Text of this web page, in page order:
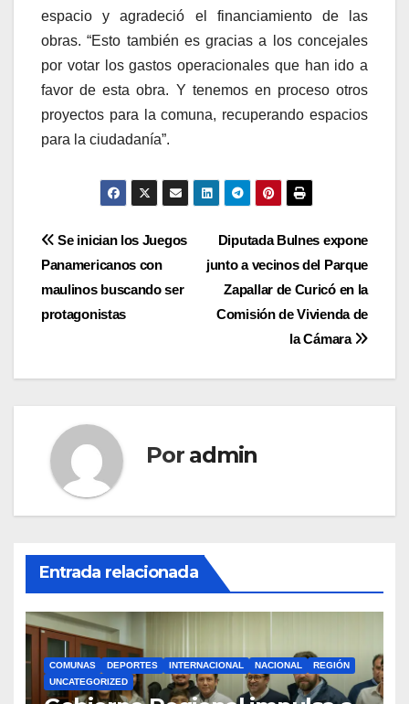
espacio y agradeció el financiamiento de las
obras. “Esto también es gracias a los concejales
por votar los gastos operacionales que han ido a
favor de esta obra. Y tenemos en proceso otros
proyectos para la comuna, recuperando espacios
para la ciudadanía”.
Navegación
de
entradas
Diputada Bulnes expone
junto a vecinos del Parque
Zapallar de Curicó en la
Comisión de Vivienda de
la Cámara
Se inician los Juegos
Panamericanos con
maulinos buscando ser
protagonistas
Por admin
Entrada relacionada
COMUNAS DEPORTES INTERNACIONAL NACIONAL
REGIÓN
UNCATEGORIZED